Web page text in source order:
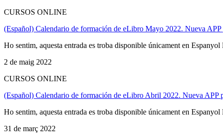
CURSOS ONLINE
(Español) Calendario de formación de eLibro Mayo 2022. Nueva
Ho sentim, aquesta entrada es troba disponible únicament en Espanyol
2 de maig 2022
CURSOS ONLINE
(Español) Calendario de formación de eLibro Abril 2022. Nueva APP
Ho sentim, aquesta entrada es troba disponible únicament en Espanyol
31 de març 2022